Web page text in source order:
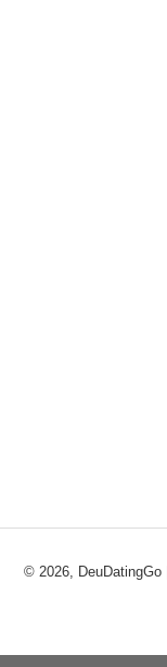
© 2026, DeuDatingGo |